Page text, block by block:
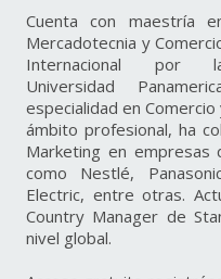
Cuenta con maestría
Mercadotecnia y
Internacional por
Universidad
especialidad en
ámbito profesional, ha
Marketing en empresas
como Nestlé,
Electric, entre otras.
Country Manager de
nivel global.